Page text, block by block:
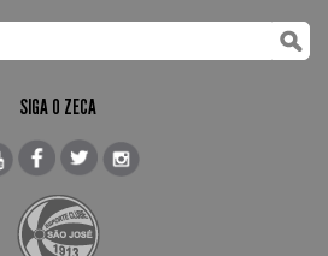
SIGA O ZECA